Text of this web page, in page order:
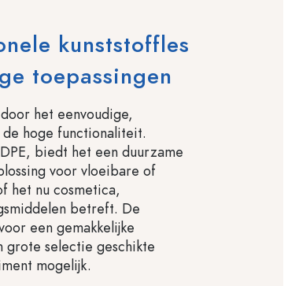
kunststoffles
toepassingen
het eenvoudige,
hoge functionaliteit.
biedt het een duurzame
voor vloeibare of
het nu cosmetica,
betreft. De
een gemakkelijke
grote selectie geschikte
mogelijk.